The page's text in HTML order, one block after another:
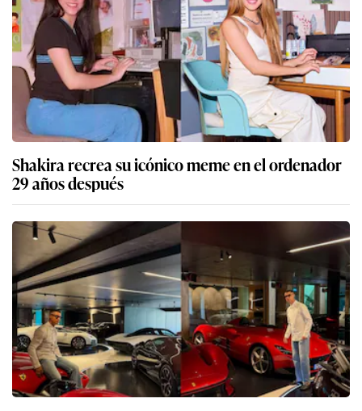
Shakira recrea su icónico meme en el ordenador
29 años después